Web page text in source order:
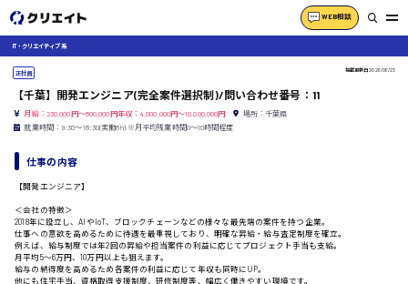
WEB相談
IT・クリエイティブ系
正社員 掲載更新日2026/06/23
【千葉】開発エンジニア(完全案件選択制)/問い合わせ番号：11
月給：230,000円～800,000円年収：4,000,000円～10,000,000円
場所：千葉県
就業時間：9:30〜18:30(実働8h) ※月平均残業時間0〜10時間程度
仕事の内容
【開発エンジニア】
＜会社の特徴＞
2018年に設立し、AIやIoT、ブロックチェーンなどの様々な最先端の案件を持つ企業。
仕事への意欲を高めるために待遇を最重視しており、明確な昇給・給与査定制度を確立。
例えば、給与制度では年2回の昇給や担当案件の利益に応じてプロジェクト手当も支給。
月平均5〜6万円、10万円以上も狙えます。
給与の納得度を高めるため各案件の利益に応じて年収も同時にUP。
他にも住宅手当、資格取得支援制度、研修制度等、幅広く働きやすい環境です。